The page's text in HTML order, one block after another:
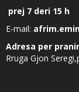
prej 7 deri 15 h
E-mail:
Adresa per
Rruga Gjon